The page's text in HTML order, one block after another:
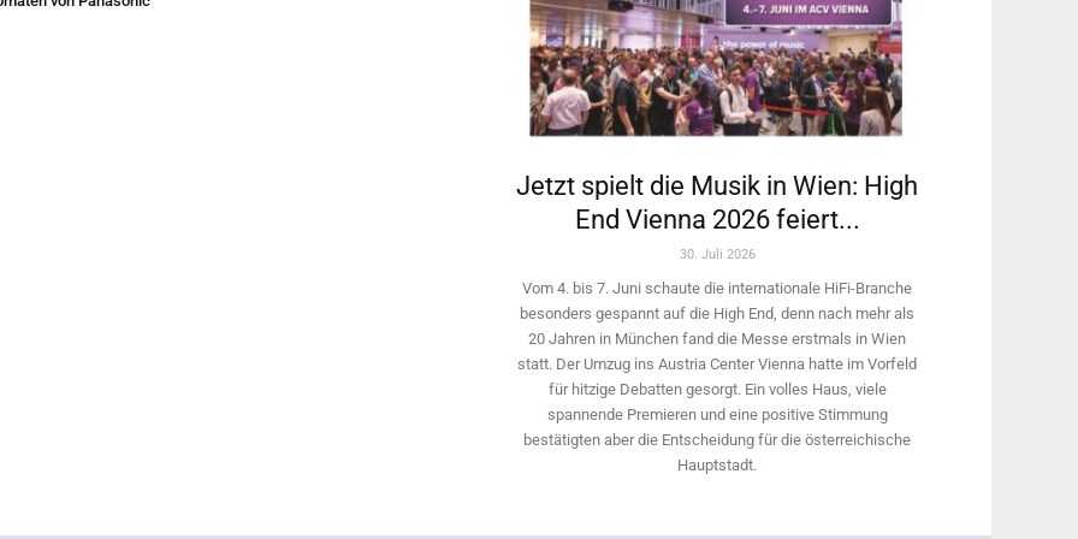
Jetzt spielt die Musik in Wien: High
End Vienna 2026 feiert...
30. Juli 2026
Vom 4. bis 7. Juni schaute die internationale HiFi-Branche
besonders gespannt auf die High End, denn nach mehr als
20 Jahren in München fand die Messe erstmals in Wien
statt. Der Umzug ins Austria Center Vienna hatte im Vorfeld
für hitzige Debatten gesorgt. Ein volles Haus, viele
spannende Premieren und eine positive Stimmung
bestätigten aber die Entscheidung für die österreichische
Hauptstadt.